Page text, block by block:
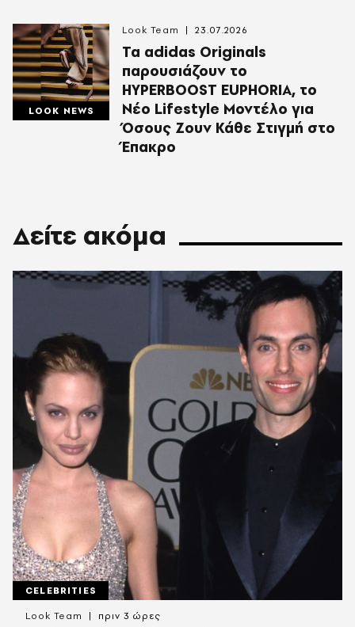
LOOK NEWS
Τα adidas Originals
παρουσιάζουν το
HYPERBOOST EUPHORIA, το
Νέο Lifestyle Μοντέλο για
Όσους Ζουν Κάθε Στιγμή στο
Έπακρο
Look Team 23.07.2026
Δείτε ακόμα
CELEBRITIES
Look Team πριν 3 ώρες